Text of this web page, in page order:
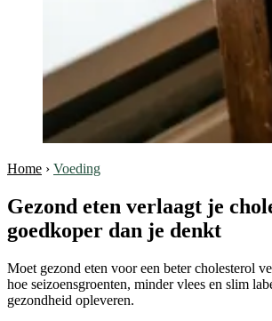
Home › Voeding
Gezond eten verlaagt je
goedkoper dan je denkt
Moet gezond eten voor een beter cholesterol
hoe seizoensgroenten, minder vlees en slim
gezondheid opleveren.